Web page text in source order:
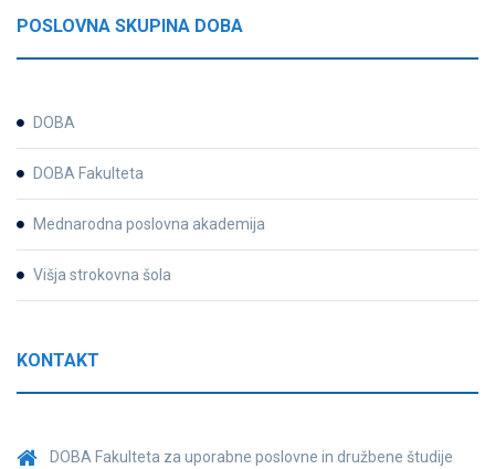
POSLOVNA SKUPINA DOBA
DOBA
DOBA Fakulteta
Mednarodna poslovna akademija
Višja strokovna šola
KONTAKT
DOBA Fakulteta za uporabne poslovne in družbene študije